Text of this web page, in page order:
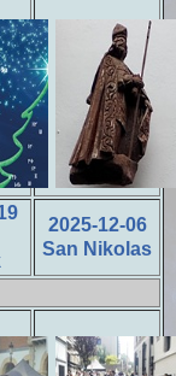
2025-12-06
San Nikolas